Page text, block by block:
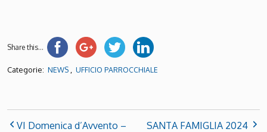
Share this...
Categorie: NEWS , UFFICIO PARROCCHIALE
VI Domenica d’Avvento –
SANTA FAMIGLIA 2024